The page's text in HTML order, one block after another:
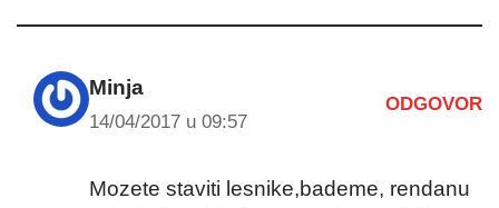
Minja
14/04/2017 u 09:57
ODGOVOR
Mozete staviti lesnike,bademe, rendanu